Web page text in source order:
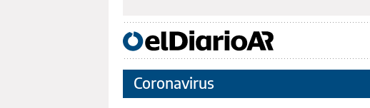
Coronavirus